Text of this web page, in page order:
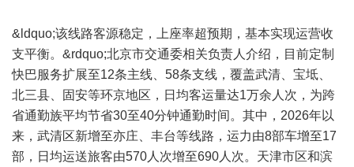
&ldquo;该线路客源稳定，上座率超预期，基本实现运营收
支平衡。&rdquo;北京市交通委相关负责人介绍，目前定制
快巴服务扩展至12条主线、58条支线，覆盖武清、宝坻、
北三县、固安等环京地区，日均客运量达1万余人次，为跨
省通勤族平均节省30至40分钟通勤时间。其中，2026年以
来，武清区新增至亦庄、丰台等线路，运力由8部车增至17
部，日均运送旅客由570人次增至690人次。天津市区和滨